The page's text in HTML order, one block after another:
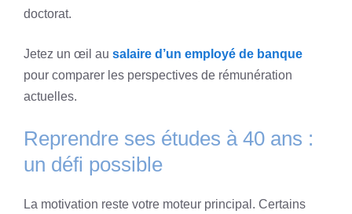
doctorat.
Jetez un œil au salaire d’un employé de banque
pour comparer les perspectives de rémunération
actuelles.
Reprendre ses études à 40 ans :
un défi possible
La motivation reste votre moteur principal. Certains